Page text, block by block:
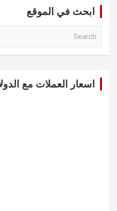
ابحث في الموقع
اسعار العملات مع